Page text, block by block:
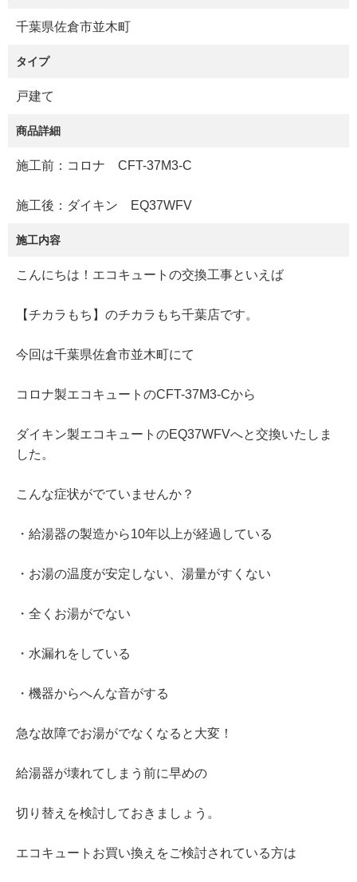
千葉県佐倉市並木町
タイプ
戸建て
商品詳細
施工前：コロナ CFT-37M3-C
施工後：ダイキン EQ37WFV
施工内容
こんにちは！エコキュートの交換工事といえば
【チカラもち】のチカラもち千葉店です。
今回は千葉県佐倉市並木町にて
コロナ製エコキュートのCFT-37M3-Cから
ダイキン製エコキュートのEQ37WFVへと交換いたしま
した。
こんな症状がでていませんか？
・給湯器の製造から10年以上が経過している
・お湯の温度が安定しない、湯量がすくない
・全くお湯がでない
・水漏れをしている
・機器からへんな音がする
急な故障でお湯がでなくなると大変！
給湯器が壊れてしまう前に早めの
切り替えを検討しておきましょう。
エコキュートお買い換えをご検討されている方は